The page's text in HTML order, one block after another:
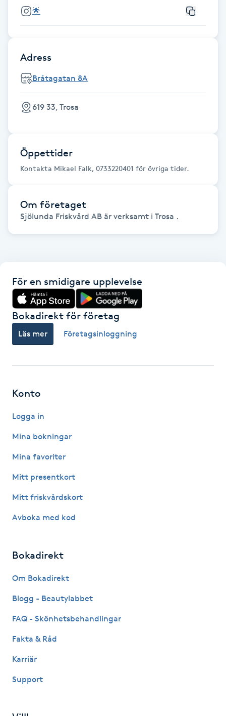
Extensions borttagning
Eyeliner-tatuering
Face framing
Faceliftmassage
Fet hårbotten
Fettreducering
Fibromassage
Fillers
Fotvård
Fransar
Fransförlängning
Fransförlängning Megavolym
Fransk manikyr
Frekvensterapi
Friskvård
Frisör
🌟
Adress
Bråtagatan 8A
619 33, Trosa
Öppettider
Kontakta Mikael Falk, 0733220401 för övriga tider.
Om företaget
Sjölunda Friskvård AB är verksamt i Trosa .
För en smidigare upplevelse
Bokadirekt för företag
Läs mer Företagsinloggning
Konto
Logga in
Mina bokningar
Mina favoriter
Mitt presentkort
Mitt friskvårdskort
Avboka med kod
Bokadirekt
Om Bokadirekt
Blogg - Beautylabbet
FAQ - Skönhetsbehandlingar
Fakta & Råd
Karriär
Support